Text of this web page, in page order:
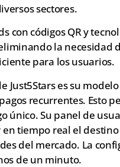
sectores.
con códigos QR y
la necesidad
para los usuarios.
Just5Stars es su
recurrentes. Esto
único. Su panel de
tiempo real el destino
del mercado. La
de un minuto.